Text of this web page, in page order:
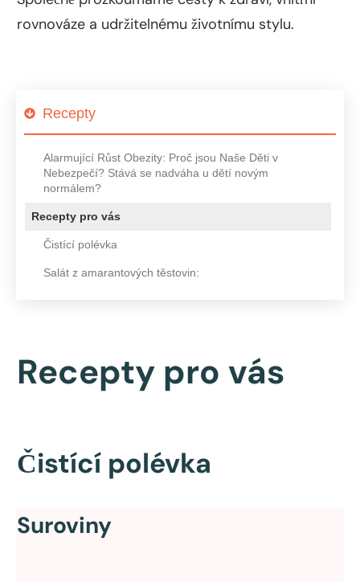
rovnováze a udržitelnému životnímu stylu.
Recepty
Alarmující Růst Obezity: Proč jsou Naše Děti v
Nebezpečí? Stává se nadváha u dětí novým
normálem?
Recepty pro vás
Čistící polévka
Salát z amarantových těstovin:
Recepty pro vás
Čistící polévka
Suroviny